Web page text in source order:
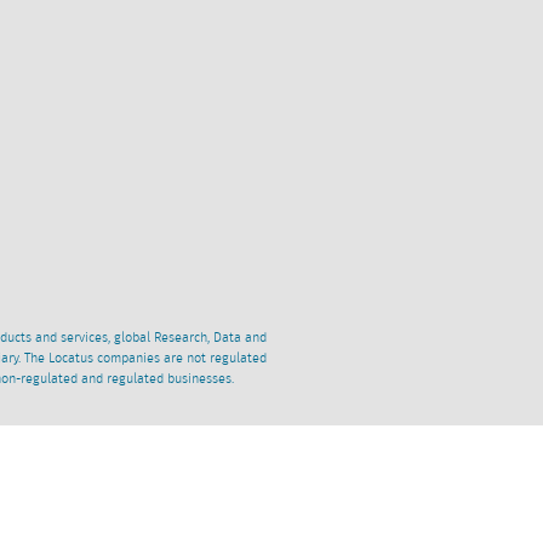
and services, global Research, Data and
The Locatus companies are not regulated
regulated and regulated businesses.